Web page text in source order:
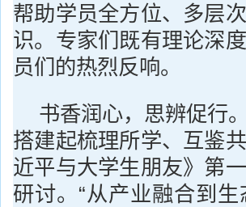
帮助学员全方位、多层
识。专家们既有理论深
员们的热烈反响。
书香润心，思辨促行
搭建起梳理所学、互鉴
近平与大学生朋友》第
研讨。“从产业融合到